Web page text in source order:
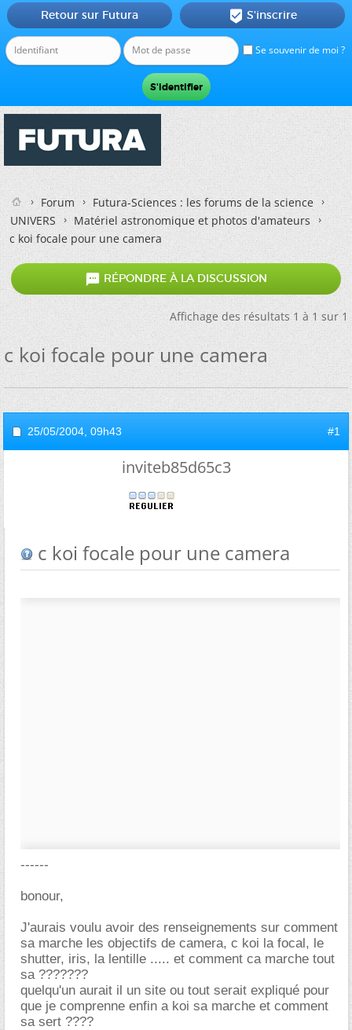
Se souvenir de moi ?
Retour sur Futura  S'inscrire
Forum
Futura-Sciences : les forums de la science
UNIVERS
Matériel astronomique et photos d'amateurs
c koi focale pour une camera
 RÉPONDRE À LA DISCUSSION
Affichage des résultats 1 à 1 sur 1
c koi focale pour une camera
25/05/2004, 09h43 #1
inviteb85d65c3
c koi focale pour une camera
------
bonour,
J'aurais voulu avoir des renseignements sur comment
sa marche les objectifs de camera, c koi la focal, le
shutter, iris, la lentille ..... et comment ca marche tout
sa ???????
quelqu'un aurait il un site ou tout serait expliqué pour
que je comprenne enfin a koi sa marche et comment
sa sert ????